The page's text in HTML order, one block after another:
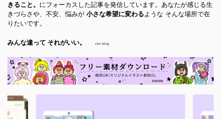
きること。 にフォーカスした記事を発信しています。あなたが感じる生
きづらさや、不安、悩みが 小さな希望に変わる ような そんな場所で在
りたいです。
みんな違って それがいい。 non blog